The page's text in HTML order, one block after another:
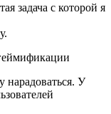
задача с которой я
У